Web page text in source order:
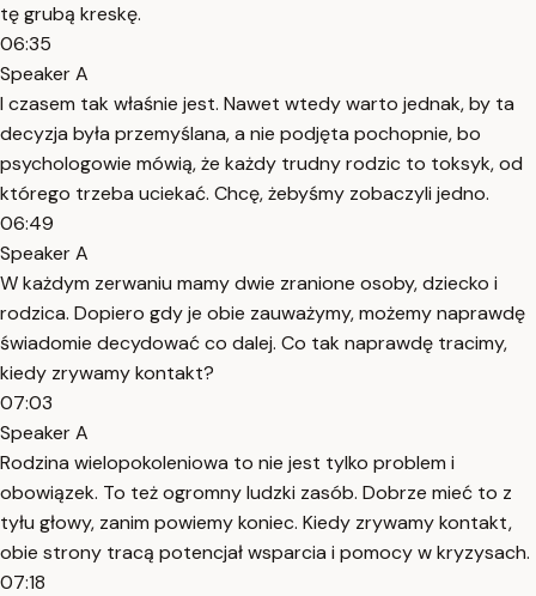
tę grubą kreskę.
06:35
Speaker A
I czasem tak właśnie jest. Nawet wtedy warto jednak, by ta
decyzja była przemyślana, a nie podjęta pochopnie, bo
psychologowie mówią, że każdy trudny rodzic to toksyk, od
którego trzeba uciekać. Chcę, żebyśmy zobaczyli jedno.
06:49
Speaker A
W każdym zerwaniu mamy dwie zranione osoby, dziecko i
rodzica. Dopiero gdy je obie zauważymy, możemy naprawdę
świadomie decydować co dalej. Co tak naprawdę tracimy,
kiedy zrywamy kontakt?
07:03
Speaker A
Rodzina wielopokoleniowa to nie jest tylko problem i
obowiązek. To też ogromny ludzki zasób. Dobrze mieć to z
tyłu głowy, zanim powiemy koniec. Kiedy zrywamy kontakt,
obie strony tracą potencjał wsparcia i pomocy w kryzysach.
07:18